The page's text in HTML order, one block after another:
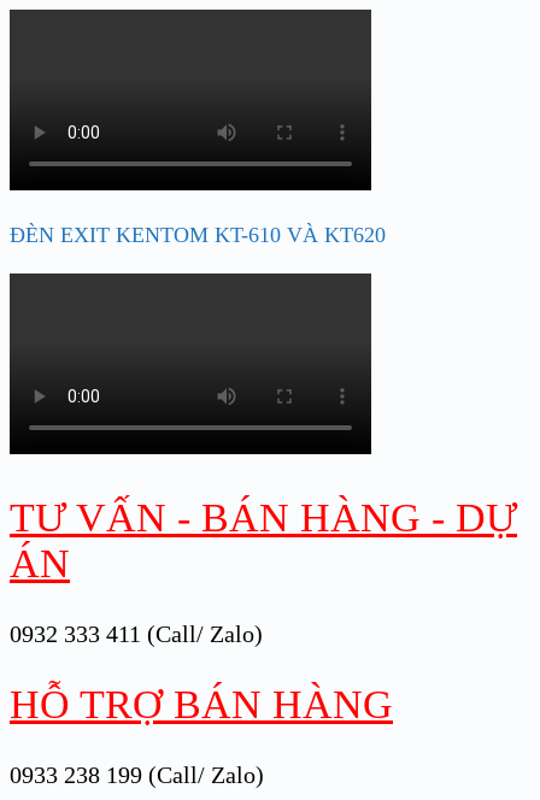
ĐÈN EXIT KENTOM KT-610 VÀ KT620
TƯ VẤN - BÁN HÀNG - DỰ
ÁN
0932 333 411 (Call/ Zalo)
HỖ TRỢ BÁN HÀNG
0933 238 199 (Call/ Zalo)